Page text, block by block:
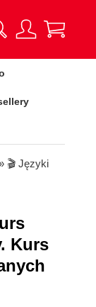
🎬 Języki
Kurs